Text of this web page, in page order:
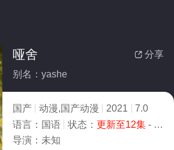
 分享
哑舍
别名：yashe
国产 动漫,国产动漫 2021
7.0
语言： 国语 状态： 更新至12集- 免费在线观看
导演： 未知